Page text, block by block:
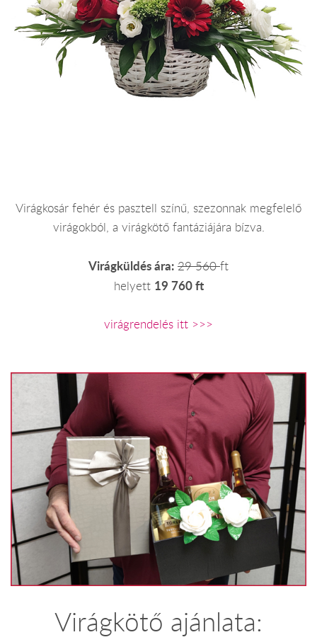
Virágkosár fehér és pasztell színű, szezonnak megfelelő
virágokból, a virágkötő fantáziájára bízva.
Virágküldés ára: 29 560ft
helyett 19 760 ft
virágrendelés itt >>>
Virágkötő ajánlata: